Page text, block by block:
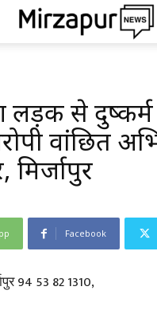
लड़की से
वांछित
मिर्जापुर
Facebook
94 53 82 1310,